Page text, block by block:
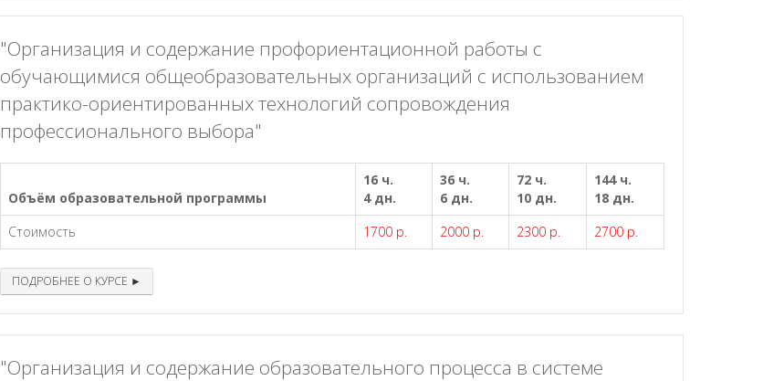
"Организация и содержание профориентационной работы с
обучающимися общеобразовательных организаций с использованием
практико-ориентированных технологий сопровождения
профессионального выбора"
Объём образовательной программы
16 ч.
4 дн.
36 ч.
6 дн.
72 ч.
10 дн.
144 ч.
18 дн.
Стоимость
1700 р. 2000 р. 2300 р. 2700 р.
ПОДРОБНЕЕ О КУРСЕ ►
"Организация и содержание образовательного процесса в системе